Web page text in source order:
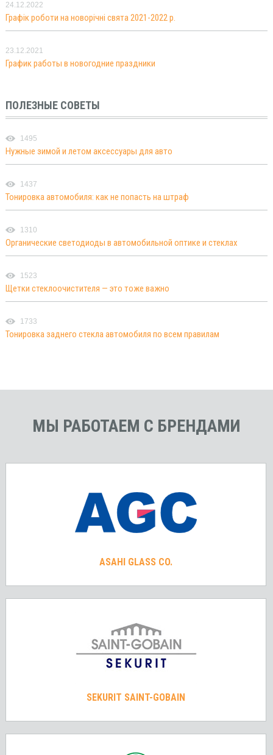
24.12.2022
Графік роботи на новорічні свята 2021-2022 р.
23.12.2021
График работы в новогодние праздники
ПОЛЕЗНЫЕ СОВЕТЫ
1495
Нужные зимой и летом аксессуары для авто
1437
Тонировка автомобиля: как не попасть на штраф
1310
Органические светодиоды в автомобильной оптике и стеклах
1523
Щетки стеклоочистителя — это тоже важно
1733
Тонировка заднего стекла автомобиля по всем правилам
МЫ РАБОТАЕМ С БРЕНДАМИ
ASAHI GLASS CO.
SEKURIT SAINT-GOBAIN